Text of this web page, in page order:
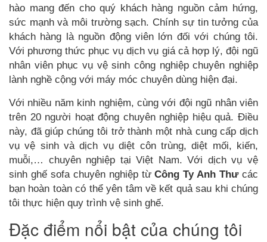
hào mang đến cho quý khách hàng nguồn cảm hứng,
sức mạnh và môi trường sạch. Chính sự tin tưởng của
khách hàng là nguồn động viên lớn đối với chúng tôi.
Với phương thức phục vụ dịch vụ giá cả hợp lý, đội ngũ
nhân viên phục vụ vệ sinh công nghiệp chuyên nghiệp
lành nghề cộng với máy móc chuyên dùng hiện đại.
Với nhiều năm kinh nghiệm, cùng với đội ngũ nhân viên
trên 20 người hoạt động chuyên nghiệp hiệu quả. Điều
này, đã giúp chúng tôi trở thành một nhà cung cấp dịch
vụ vệ sinh và dịch vụ diệt côn trùng, diệt mối, kiến,
muỗi,… chuyên nghiệp tại Việt Nam. Với dịch vụ vệ
sinh ghế sofa chuyên nghiệp từCông Ty Anh Thưcác
bạn hoàn toàn có thể yên tâm về kết quả sau khi chúng
tôi thực hiện quy trình vệ sinh ghế.
Đặc điểm nổi bật của chúng tôi